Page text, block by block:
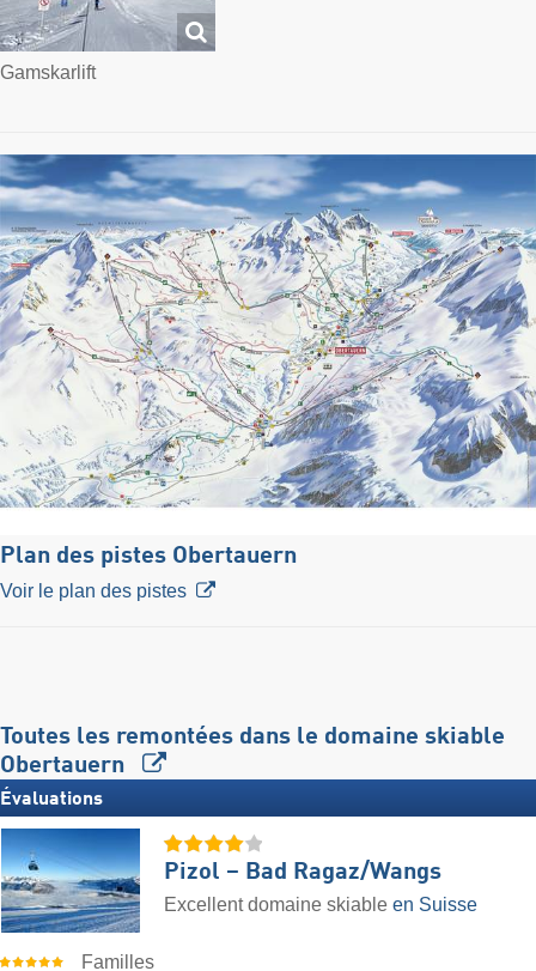
Gamskarlift
Plan des pistes Obertauern
Voir le plan des pistes
Toutes les remontées dans le domaine skiable
Obertauern
Évaluations
Pizol – Bad Ragaz/​Wangs
Excellent domaine skiable en Suisse
Familles